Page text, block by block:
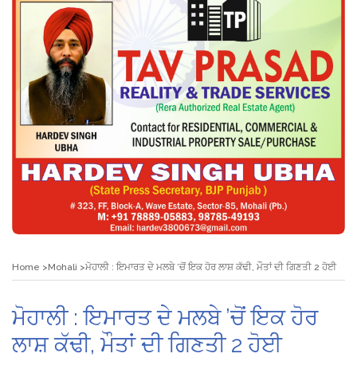
Home Mohali ਮੋਹਾਲੀ : ਇਮਾਰਤ ਦੇ ਮਲਬੇ ’ਚੋਂ ਇਕ ਹੋਰ ਲਾਸ਼ ਕੱਢੀ, ਮੌਤਾਂ ਦੀ ਗਿਣਤੀ 2 ਹੋਈ
ਮੋਹਾਲੀ : ਇਮਾਰਤ ਦੇ ਮਲਬੇ ’ਚੋਂ ਇਕ ਹੋਰ
ਲਾਸ਼ ਕੱਢੀ, ਮੌਤਾਂ ਦੀ ਗਿਣਤੀ 2 ਹੋਈ